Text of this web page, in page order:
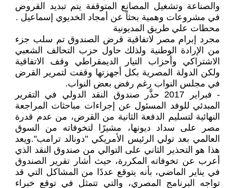
والصناعة وتشغيل المصانع المتوقفة يتم تبديد القروض
في مشروعات وهمية بحثاً عن أمجاد الخديوي إسماعيل .
محطات علي طريق المديونية
مجرد إبرام مصر لاتفاقية قرض الصندوق تم سلب جزء
من الإرادة الوطنية ولذلك حاول حزب التحالف الشعبي
الاشتراكي وأحزاب التيار الديمقراطي وقف الاتفاقية
ولكن الدولة المصرية بكل أجهزتها وقفت لتمرير القرض
في مجلس النواب رغم رفض بعض النواب.
- فبراير 2017 حذَّر صندوق النقد الدولي في التقرير
المبدئي للوفد المسئول عن إجراءات مباحثات المراجعة
النهائية لتسليم الدفعة الثانية من القرض، من عدم قدرة
مصر على سداد ديونها، مشيرًا لتخوفاته من السوق
العالمي بعد تولي الرئيس الأمريكي "دونالد ترامب".ويعد
هذا هو التحذير الثاني على التوالي من صندوق النقد الذي
أعرب عن تخوفاته المكررة، حيث أشار تقرير الصندوق
في يناير الماضي، بأنه يتوقع عددًا من المشاكل التي قد
تواجه البرنامج المصري، والتي تتمثل في توقع خبراء